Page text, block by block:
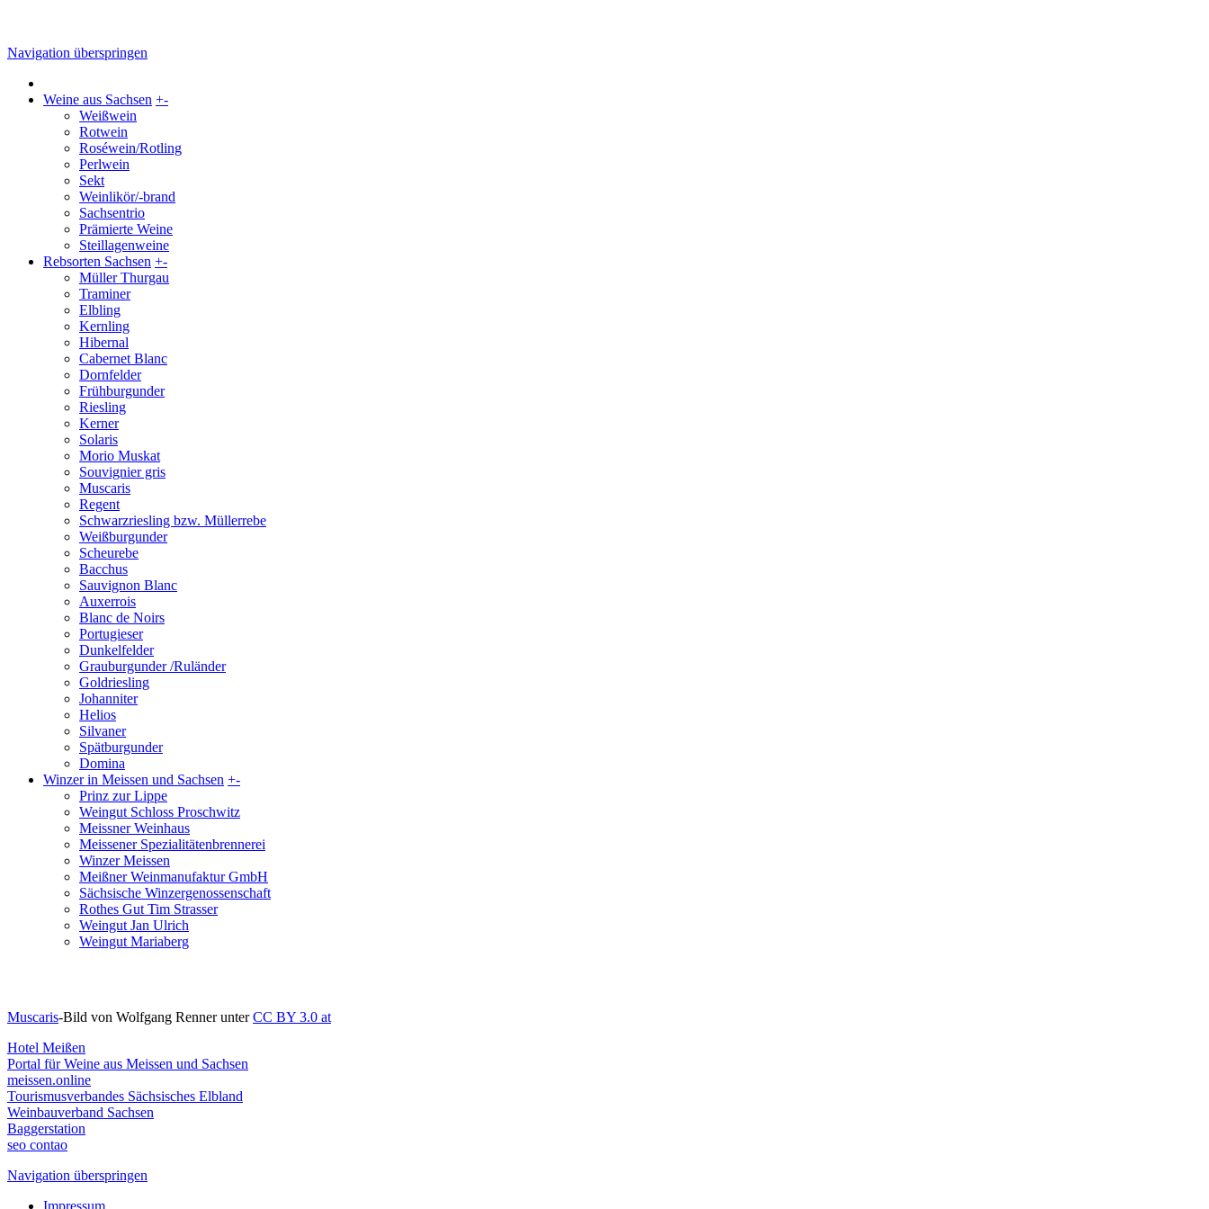
Navigation überspringen
Weine aus Sachsen +-
Weißwein
Rotwein
Roséwein/Rotling
Perlwein
Sekt
Weinlikör/-brand
Sachsentrio
Prämierte Weine
Steillagenweine
Rebsorten Sachsen +-
Müller Thurgau
Traminer
Elbling
Kernling
Hibernal
Cabernet Blanc
Dornfelder
Frühburgunder
Riesling
Kerner
Solaris
Morio Muskat
Souvignier gris
Muscaris
Regent
Schwarzriesling bzw. Müllerrebe
Weißburgunder
Scheurebe
Bacchus
Sauvignon Blanc
Auxerrois
Blanc de Noirs
Portugieser
Dunkelfelder
Grauburgunder /Ruländer
Goldriesling
Johanniter
Helios
Silvaner
Spätburgunder
Domina
Winzer in Meissen und Sachsen +-
Prinz zur Lippe
Weingut Schloss Proschwitz
Meissner Weinhaus
Meissener Spezialitätenbrennerei
Winzer Meissen
Meißner Weinmanufaktur GmbH
Sächsische Winzergenossenschaft
Rothes Gut Tim Strasser
Weingut Jan Ulrich
Weingut Mariaberg
Muscaris-Bild von Wolfgang Renner unterCC BY 3.0 at
Hotel Meißen
Portal für Weine aus Meissen und Sachsen
meissen.online
Tourismusverbandes Sächsisches Elbland
Weinbauverband Sachsen
Baggerstation
seo contao
Navigation überspringen
Impressum